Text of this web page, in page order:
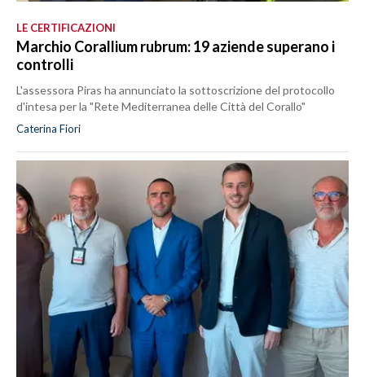
LE CERTIFICAZIONI
Marchio Corallium rubrum: 19 aziende superano i
controlli
L'assessora Piras ha annunciato la sottoscrizione del protocollo
d'intesa per la "Rete Mediterranea delle Città del Corallo"
Caterina Fiori